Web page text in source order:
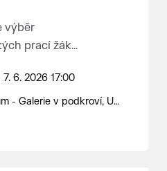
výběr
prací žáků
6. 2026 17:00
- Galerie v podkroví, U